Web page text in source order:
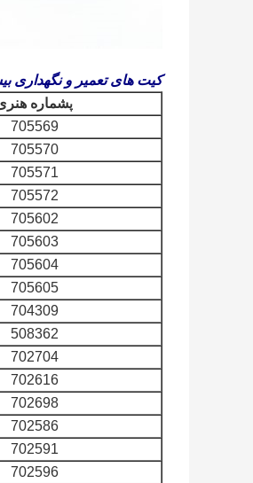
کیت های تعمیر و نگهداری
پشماره
705569
705570
705571
705572
705602
705603
705604
705605
704309
508362
702704
702616
702698
702586
702591
702596